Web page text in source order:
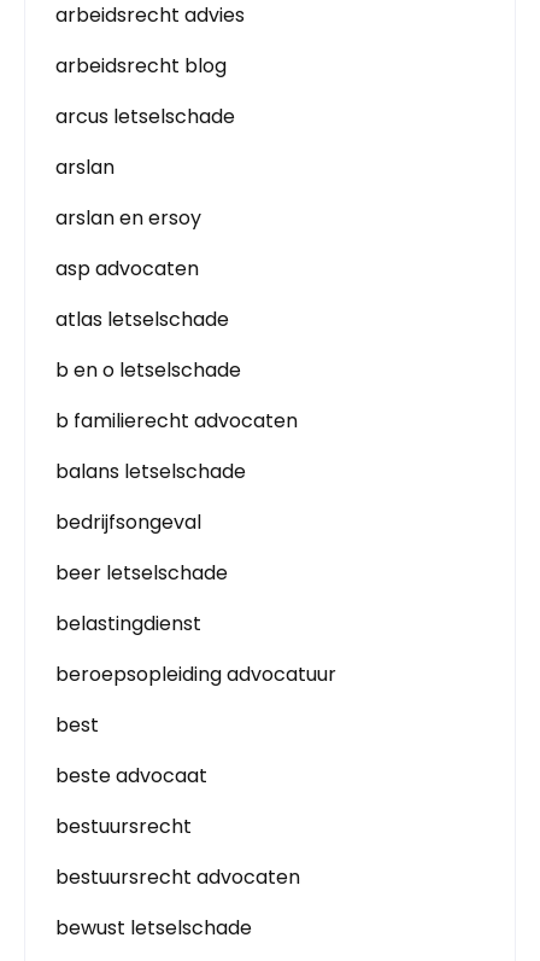
arbeidsrecht advies
arbeidsrecht blog
arcus letselschade
arslan
arslan en ersoy
asp advocaten
atlas letselschade
b en o letselschade
b familierecht advocaten
balans letselschade
bedrijfsongeval
beer letselschade
belastingdienst
beroepsopleiding advocatuur
best
beste advocaat
bestuursrecht
bestuursrecht advocaten
bewust letselschade